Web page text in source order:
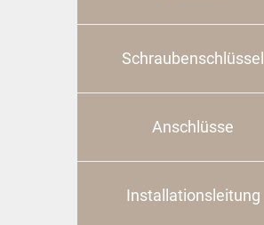
Schraubenschlüssel
Anschlüsse
Installationsleitung